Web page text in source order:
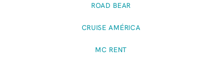
ROAD BEAR
CRUISE AMÉRICA
MC RENT